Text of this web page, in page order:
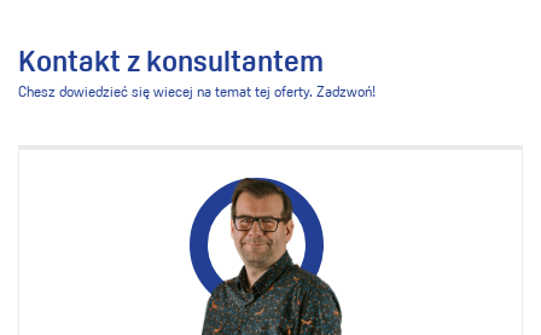
Kontakt z konsultantem
Chesz dowiedzieć się wiecej na temat tej oferty. Zadzwoń!